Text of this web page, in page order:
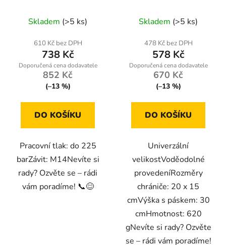
Skladem (>5 ks)
610 Kč bez DPH
738 Kč
852 Kč
(–13 %)
DO KOŠÍKU
Pracovní tlak: do 225
barZávit: M14Nevíte si
rady? Ozvěte se – rádi
vám poradíme! 📞😊
Skladem (>5 ks)
478 Kč bez DPH
578 Kč
670 Kč
(–13 %)
DO KOŠÍKU
Univerzální
velikostVoděodolné
provedeníRozměry
chrániče: 20 x 15
cmVýška s páskem: 30
cmHmotnost: 620
gNevíte si rady? Ozvěte
se – rádi vám poradíme!